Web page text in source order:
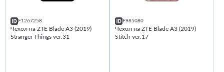
F1267258
Чехол на ZTE Blade A3 (2019)
Stranger Things ver.31
F985080
Чехол на ZTE Blade A3 (2019)
Stitch ver.17